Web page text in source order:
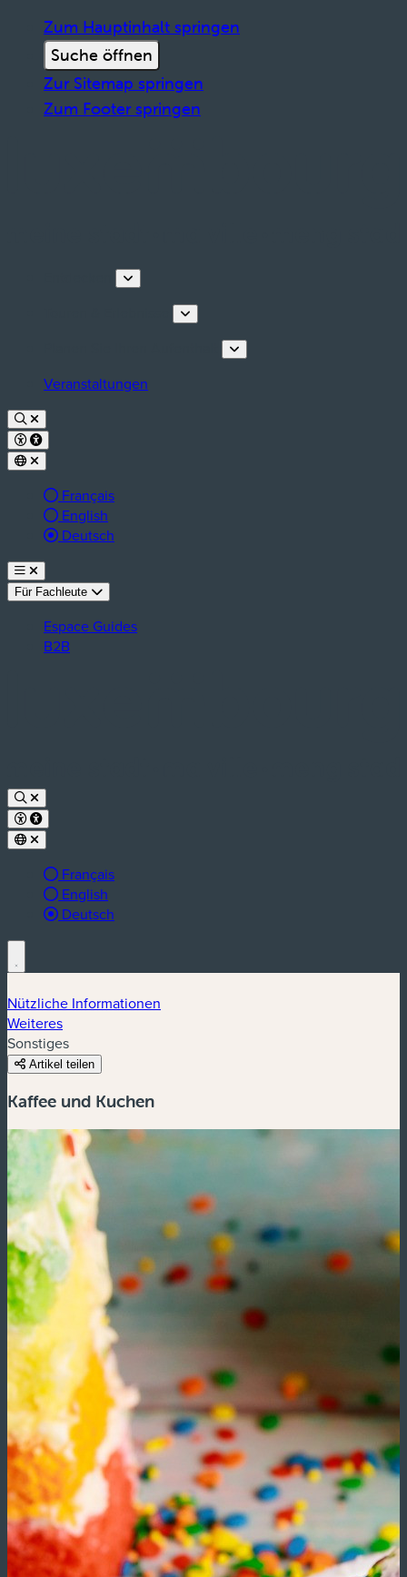
Zum Hauptinhalt springen
Suche öffnen
Zur Sitemap springen
Zum Footer springen
Veranstaltungen
Français
English
aktive Sprache:
Deutsch
Für Fachleute
Espace Guides
B2B
Français
English
aktive Sprache:
Deutsch
Nützliche Informationen
Weiteres
Sonstiges
Artikel teilen
Kaffee und Kuchen